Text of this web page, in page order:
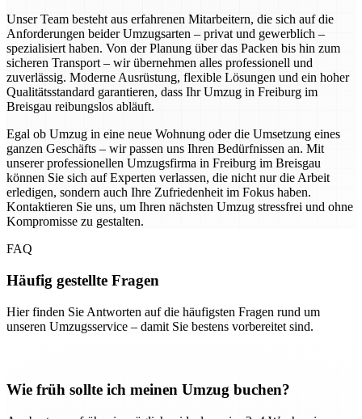
Unser Team besteht aus erfahrenen Mitarbeitern, die sich auf die
Anforderungen beider Umzugsarten – privat und gewerblich –
spezialisiert haben. Von der Planung über das Packen bis hin zum
sicheren Transport – wir übernehmen alles professionell und
zuverlässig. Moderne Ausrüstung, flexible Lösungen und ein hoher
Qualitätsstandard garantieren, dass Ihr Umzug in Freiburg im
Breisgau reibungslos abläuft.
Egal ob Umzug in eine neue Wohnung oder die Umsetzung eines
ganzen Geschäfts – wir passen uns Ihren Bedürfnissen an. Mit
unserer professionellen Umzugsfirma in Freiburg im Breisgau
können Sie sich auf Experten verlassen, die nicht nur die Arbeit
erledigen, sondern auch Ihre Zufriedenheit im Fokus haben.
Kontaktieren Sie uns, um Ihren nächsten Umzug stressfrei und ohne
Kompromisse zu gestalten.
FAQ
Häufig gestellte Fragen
Hier finden Sie Antworten auf die häufigsten Fragen rund um
unseren Umzugsservice – damit Sie bestens vorbereitet sind.
Wie früh sollte ich meinen Umzug buchen?